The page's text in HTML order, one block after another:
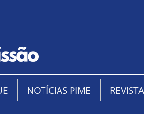
NOTÍCIAS PIME REVISTA